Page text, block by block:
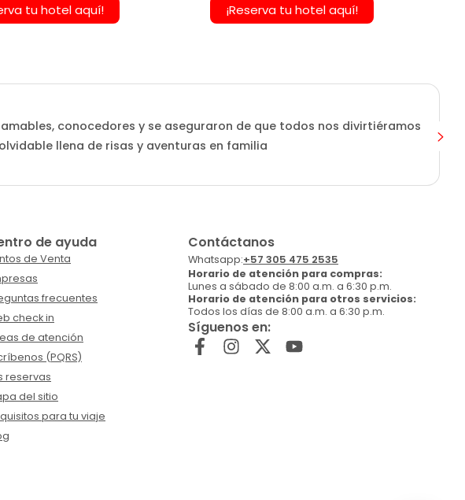
tu hotel aquí!
¡Reserva tu hotel aquí!
conocedores y se aseguraron de que todos nos divirtiéramos
llena de risas y aventuras en familia
de ayuda
de Venta
frecuentes
check in
de atención
(PQRS)
reservas
del sitio
para tu viaje
Contáctanos
Whatsapp:+57 305 475 2535
Horario de atención para compras:
Lunes a sábado de 8:00 a.m. a 6:30 p.m.
Horario de atención para otros servicios:
Todos los días de 8:00 a.m. a 6:30 p.m.
Síguenos en: